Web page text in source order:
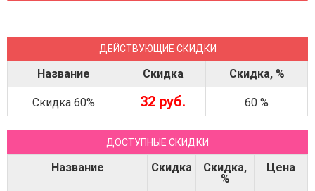
ДЕЙСТВУЮЩИЕ СКИДКИ
Название Скидка Скидка, %
Скидка 60% 32 руб. 60 %
ДОСТУПНЫЕ СКИДКИ
Название Скидка
Скидка,
%
Цена